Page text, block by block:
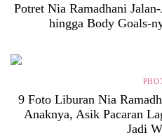
Potret Nia Ramadhani
hingga Body Goals-
9 Foto Liburan Nia
Anaknya, Asik Pacaran
Jadi